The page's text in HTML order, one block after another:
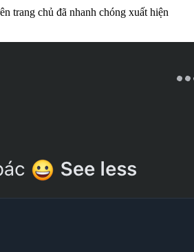
trang chủ đã nhanh chóng xuất hiện